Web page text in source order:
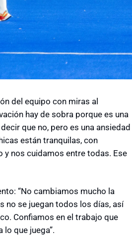
del equipo con miras al
hay de sobra porque es una
que no, pero es una ansiedad
están tranquilas, con
y nos cuidamos entre todas. Ese
“No cambiamos mucho la
no se juegan todos los días, así
Confiamos en el trabajo que
que juega”.